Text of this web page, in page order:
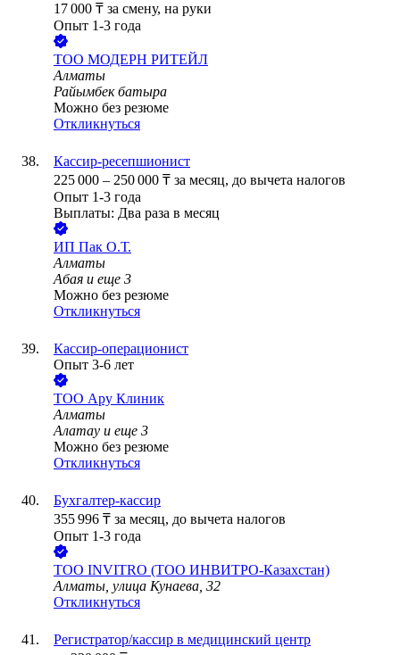
17 000 ₸ за смену, на руки
Опыт 1-3 года
ТОО МОДЕРН РИТЕЙЛ
Алматы
Райымбек батыра
Можно без резюме
Откликнуться
Кассир-ресепшионист
225 000 – 250 000 ₸ за месяц, до вычета налогов
Опыт 1-3 года
Выплаты: Два раза в месяц
ИП Пак О.Т.
Алматы
Абая и еще 3
Можно без резюме
Откликнуться
Кассир-операционист
Опыт 3-6 лет
ТОО Ару Клиник
Алматы
Алатау и еще 3
Можно без резюме
Откликнуться
Бухгалтер-кассир
355 996 ₸ за месяц, до вычета налогов
Опыт 1-3 года
ТОО INVITRO (ТОО ИНВИТРО-Казахстан)
Алматы, улица Кунаева, 32
Откликнуться
Регистратор/кассир в медицинский центр